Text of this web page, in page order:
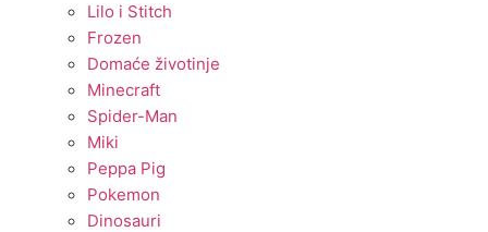
Lilo i Stitch
Frozen
Domaće životinje
Minecraft
Spider-Man
Miki
Peppa Pig
Pokemon
Dinosauri